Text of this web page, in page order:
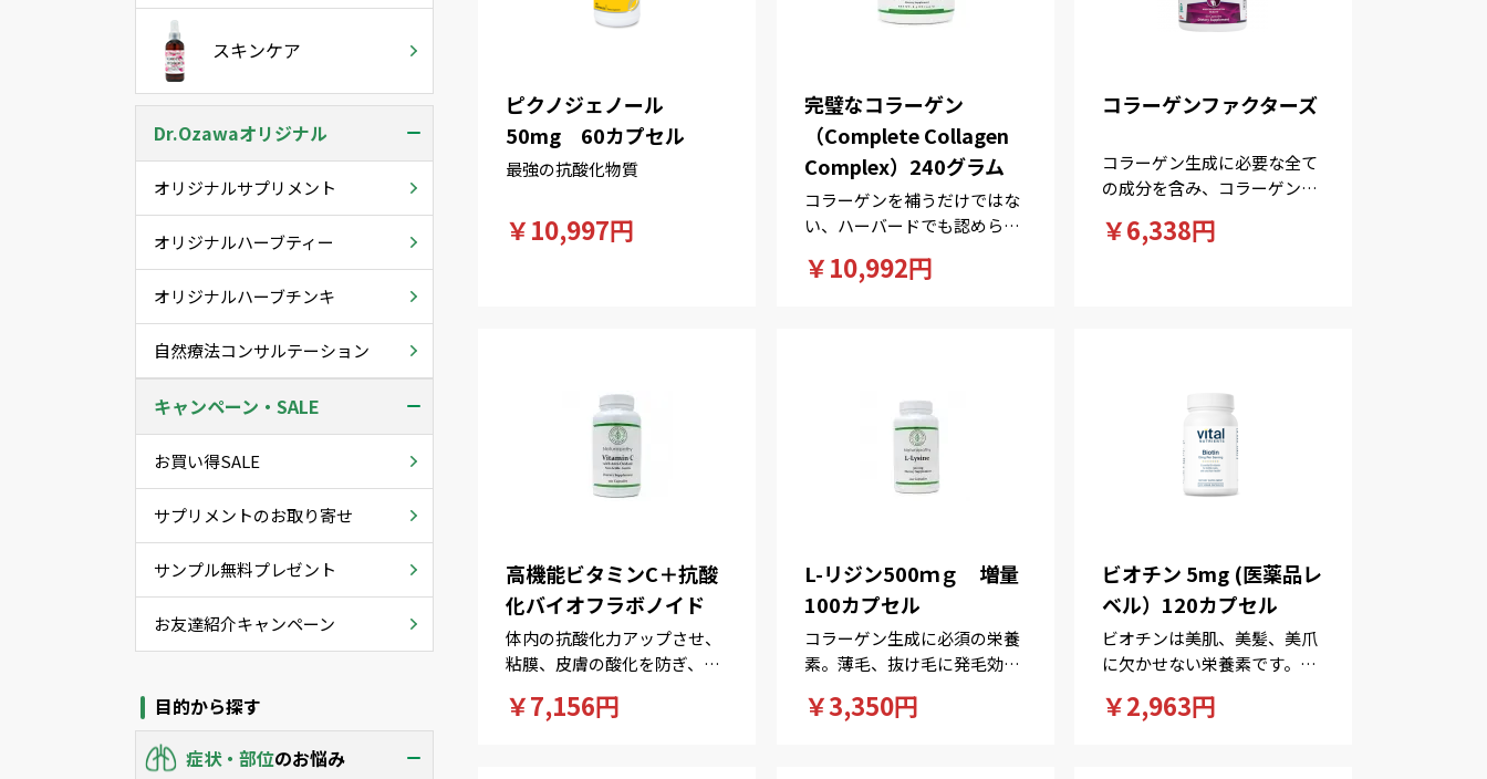
スキンケア
Dr.Ozawaオリジナル
オリジナルサプリメント
オリジナルハーブティー
オリジナルハーブチンキ
自然療法コンサルテーション
キャンペーン・SALE
お買い得SALE
サプリメントのお取り寄せ
サンプル無料プレゼント
お友達紹介キャンペーン
目的から探す
症状・部位のお悩み
ピクノジェノール
50mg 60カプセル
最強の抗酸化物質
￥10,997円
完璧なコラーゲン
（Complete Collagen
Complex）240グラム
コラーゲンを補うだけではな
い、ハーバードでも認められ
力！」コラーゲン独自の匂い
￥10,992円
コラーゲンファクターズ
コラーゲン生成に必要な全て
の成分を含み、コラーゲンの
に。
￥6,338円
高機能ビタミンC＋抗酸
化バイオフラボノイド
体内の抗酸化力アップさせ、
粘膜、皮膚の酸化を防ぎ、ア
￥7,156円
L-リジン500ｍｇ 増量
100カプセル
コラーゲン生成に必須の栄養
素。薄毛、抜け毛に発毛効
￥3,350円
ビオチン 5mg (医薬品レ
ベル）120カプセル
ビオチンは美肌、美髪、美爪
に欠かせない栄養素です。皮
も。
￥2,963円